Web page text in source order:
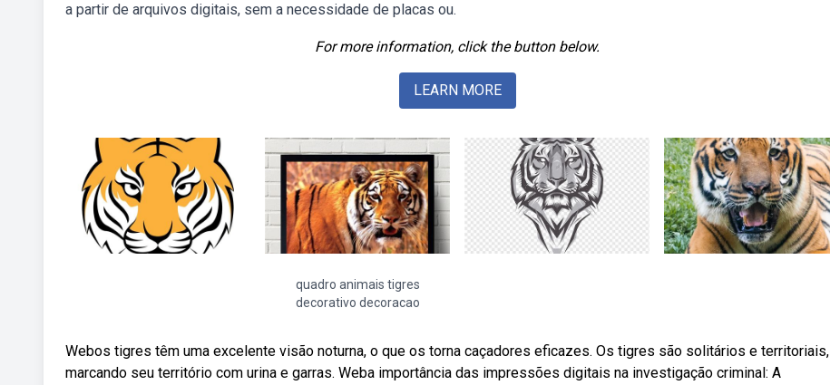
a partir de arquivos digitais, sem a necessidade de placas ou.
For more information, click the button below.
LEARN MORE
quadro animais tigres
decorativo decoracao
Webos tigres têm uma excelente visão noturna, o que os torna caçadores eficazes. Os tigres são solitários e territoriais,
marcando seu território com urina e garras. Weba importância das impressões digitais na investigação criminal: A